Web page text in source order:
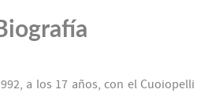
a los 17 años, con el Cuoiopelli